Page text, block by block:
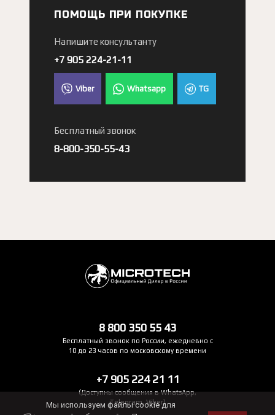
ПОМОЩЬ ПРИ ПОКУПКЕ
Напишите консультанту
+7 905 224-21-11
Viber Whatsapp TG
Бесплатный звонок
8-800-350-55-43
8 800 350 55 43
Бесплатный звонок по России, ежедневно с
10 до 23 часов по московскому времени
+7 905 224 21 11
(Доступны сообщения в WhatsApp,
Telegram, Viber)
Мы используем файлы cookie для